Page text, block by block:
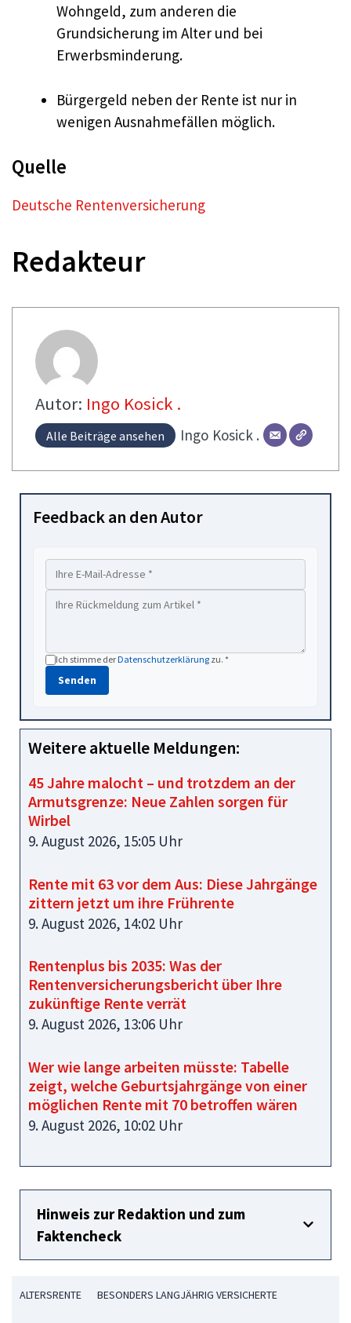
Wohngeld, zum anderen die
Grundsicherung im Alter und bei
Erwerbsminderung.
Bürgergeld neben der Rente ist nur in
wenigen Ausnahmefällen möglich.
Quelle
Deutsche Rentenversicherung
Redakteur
Autor: Ingo Kosick .
Alle Beiträge ansehen Ingo Kosick .
Feedback an den Autor
Ich stimme derDatenschutzerklärung zu. *
Senden
Weitere aktuelle Meldungen:
45 Jahre malocht – und trotzdem an der
Armutsgrenze: Neue Zahlen sorgen für
Wirbel
9. August 2026, 15:05 Uhr
Rente mit 63 vor dem Aus: Diese Jahrgänge
zittern jetzt um ihre Frührente
9. August 2026, 14:02 Uhr
Rentenplus bis 2035: Was der
Rentenversicherungsbericht über Ihre
zukünftige Rente verrät
9. August 2026, 13:06 Uhr
Wer wie lange arbeiten müsste: Tabelle
zeigt, welche Geburtsjahrgänge von einer
möglichen Rente mit 70 betroffen wären
9. August 2026, 10:02 Uhr
Hinweis zur Redaktion und zum
Faktencheck
ALTERSRENTE BESONDERS LANGJÄHRIG VERSICHERTE